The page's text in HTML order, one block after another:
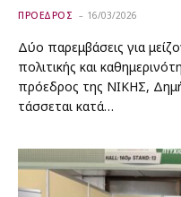
ΠΡΟΕΔΡΟΣ 16/03/2026
Δύο παρεμβάσεις για
πολιτικής και
πρόεδρος της ΝΙΚΗΣ,
τάσσεται κατά…